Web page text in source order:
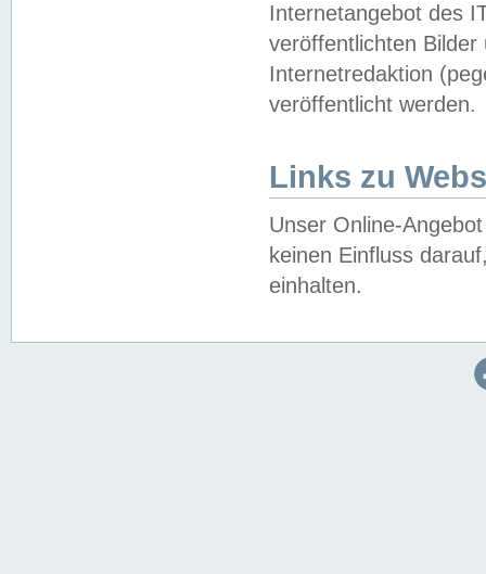
Internetangebot des
veröffentlichten
Internetredaktion
veröffentlicht werden.
Links zu
Unser Online-
keinen Einfluss
einhalten.